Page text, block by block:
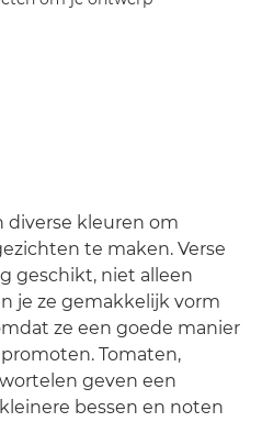
diverse kleuren om
te maken. Verse
geschikt, niet alleen
je ze gemakkelijk vorm
ze een goede manier
Tomaten,
geven een
bessen en noten